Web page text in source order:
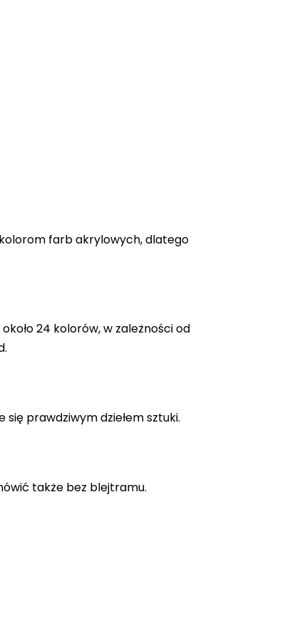
farb akrylowych, dlatego
24 kolorów, w zależności od
prawdziwym dziełem sztuki.
także bez blejtramu.